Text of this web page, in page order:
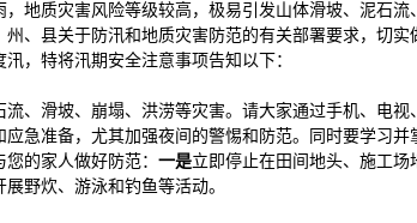
地质灾害风险等级较高，极易引发山体滑坡、泥石流
、县关于防汛和地质灾害防范的有关部署要求，切
，特将汛期安全注意事项告知以下：
、滑坡、崩塌、洪涝等灾害。请大家通过手机、电
急准备，尤其加强夜间的警惕和防范。同时要学习并
的家人做好防范： 一是立即停止在田间地头、施工场
野炊、游泳和钓鱼等活动。